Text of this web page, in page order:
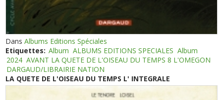
DansAlbums Editions Spéciales
Etiquettes: Album ALBUMS EDITIONS SPECIALES Album
2024 AVANT LA QUETE DE L'OISEAU DU TEMPS 8 L'OMEGON
DARGAUD/LIBRAIRIE NATION
LA QUETE DE L'OISEAU DU TEMPS L' INTEGRALE